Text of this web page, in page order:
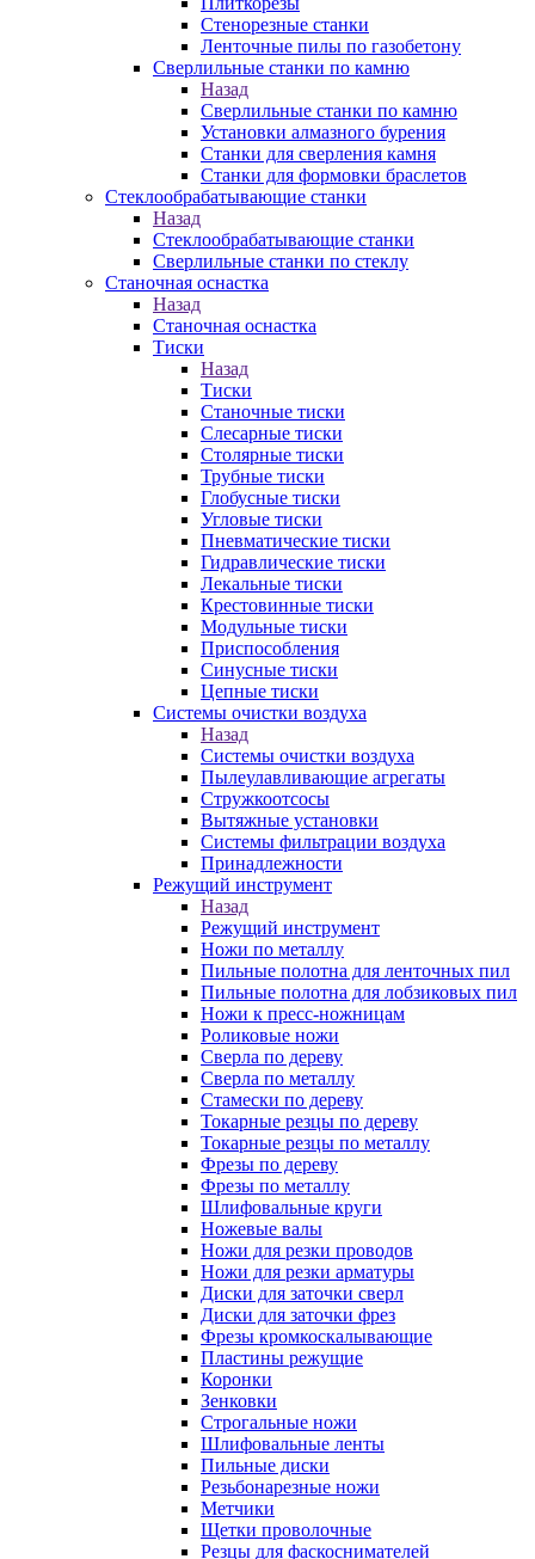
Стенорезные станки
Ленточные пилы по газобетону
Сверлильные станки по камню
Назад
Сверлильные станки по камню
Установки алмазного бурения
Станки для сверления камня
Станки для формовки браслетов
Стеклообрабатывающие станки
Назад
Стеклообрабатывающие станки
Сверлильные станки по стеклу
Станочная оснастка
Назад
Станочная оснастка
Тиски
Назад
Тиски
Станочные тиски
Слесарные тиски
Столярные тиски
Трубные тиски
Глобусные тиски
Угловые тиски
Пневматические тиски
Гидравлические тиски
Лекальные тиски
Крестовинные тиски
Модульные тиски
Приспособления
Синусные тиски
Цепные тиски
Системы очистки воздуха
Назад
Системы очистки воздуха
Пылеулавливающие агрегаты
Стружкоотсосы
Вытяжные установки
Системы фильтрации воздуха
Принадлежности
Режущий инструмент
Назад
Режущий инструмент
Ножи по металлу
Пильные полотна для ленточных пил
Пильные полотна для лобзиковых пил
Ножи к пресс-ножницам
Роликовые ножи
Сверла по дереву
Сверла по металлу
Стамески по дереву
Токарные резцы по дереву
Токарные резцы по металлу
Фрезы по дереву
Фрезы по металлу
Шлифовальные круги
Ножевые валы
Ножи для резки проводов
Ножи для резки арматуры
Диски для заточки сверл
Диски для заточки фрез
Фрезы кромкоскалывающие
Пластины режущие
Коронки
Зенковки
Строгальные ножи
Шлифовальные ленты
Пильные диски
Резьбонарезные ножи
Метчики
Щетки проволочные
Резцы для фаскоснимателей